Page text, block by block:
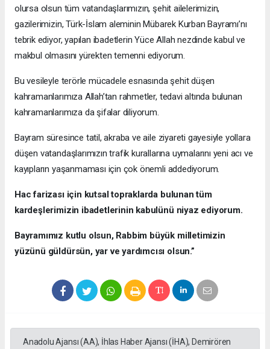
olursa olsun tüm vatandaşlarımızın, şehit ailelerimizin,
gazilerimizin, Türk-İslam aleminin Mübarek Kurban Bayramı’nı
tebrik ediyor, yapılan ibadetlerin Yüce Allah nezdinde kabul ve
makbul olmasını yürekten temenni ediyorum.
Bu vesileyle terörle mücadele esnasında şehit düşen
kahramanlarımıza Allah’tan rahmetler, tedavi altında bulunan
kahramanlarımıza da şifalar diliyorum.
Bayram süresince tatil, akraba ve aile ziyareti gayesiyle yollara
düşen vatandaşlarımızın trafik kurallarına uymalarını yeni acı ve
kayıpların yaşanmaması için çok önemli addediyorum.
Hac farizası için kutsal topraklarda bulunan tüm
kardeşlerimizin ibadetlerinin kabulünü niyaz ediyorum.
Bayramımız kutlu olsun, Rabbim büyük milletimizin
yüzünü güldürsün, yar ve yardımcısı olsun.”
Anadolu Ajansı (AA), İhlas Haber Ajansı (İHA), Demirören